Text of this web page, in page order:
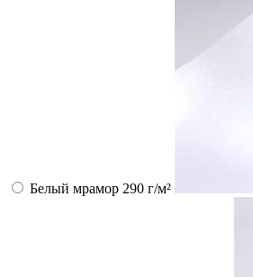
Белый мрамор 290 г/м²